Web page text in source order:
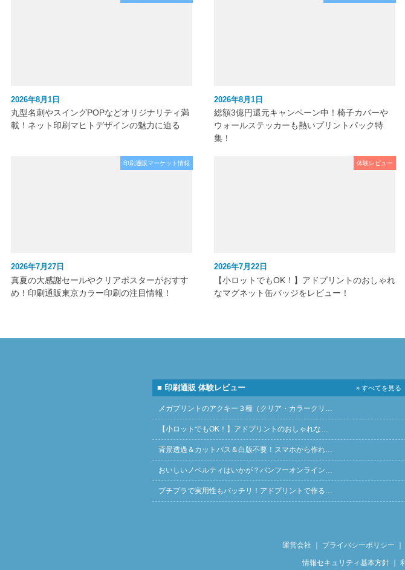
2026年8月1日
丸型名刺やスイングPOPなどオリジナリティ満
載！ネット印刷マヒトデザインの魅力に迫る
2026年8月1日
総額3億円還元キャンペーン中！椅子カバーや
ウォールステッカーも熱いプリントパック特
集！
印刷通販マーケット情報
2026年7月27日
真夏の大感謝セールやクリアポスターがおすす
め！印刷通販東京カラー印刷の注目情報！
体験レビュー
2026年7月22日
【小ロットでもOK！】アドプリントのおしゃれ
なマグネット缶バッジをレビュー！
■ 印刷通販 体験レビュー » すべてを見る
メガプリントのアクキー３種（クリア・カラークリ…
【小ロットでもOK！】アドプリントのおしゃれな…
背景透過＆カットパス＆白版不要！スマホから作れ…
おいしいノベルティはいかが？バンフーオンライン…
プチプラで実用性もバッチリ！アドプリントで作る…
運営会社 ｜ プライバシーポリシー ｜
情報セキュリティ基本方針｜